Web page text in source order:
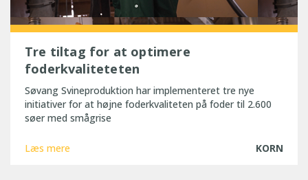
Tre tiltag for at optimere
foderkvaliteteten
Søvang Svineproduktion har implementeret tre nye
initiativer for at højne foderkvaliteten på foder til 2.600
søer med smågrise
Læs mere KORN